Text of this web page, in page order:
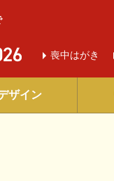
喪中はがき
ザイン